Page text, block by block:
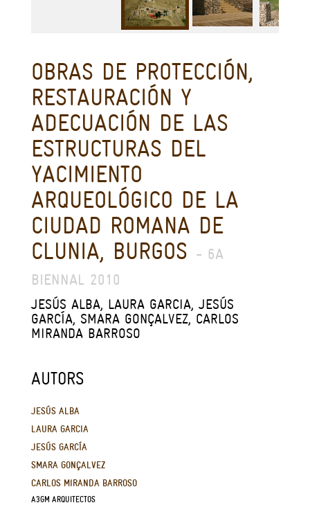
OBRAS DE PROTECCIÓN,
RESTAURACIÓN Y
ADECUACIÓN DE LAS
ESTRUCTURAS DEL
YACIMIENTO
ARQUEOLÓGICO DE LA
CIUDAD ROMANA DE
CLUNIA, BURGOS - 6A
BIENNAL 2010
JESÚS ALBA, LAURA GARCIA, JESÚS
GARCÍA, SMARA GONÇALVEZ, CARLOS
MIRANDA BARROSO
AUTORS
JESÚS ALBA
LAURA GARCIA
JESÚS GARCÍA
SMARA GONÇALVEZ
CARLOS MIRANDA BARROSO
A3GM ARQUITECTOS